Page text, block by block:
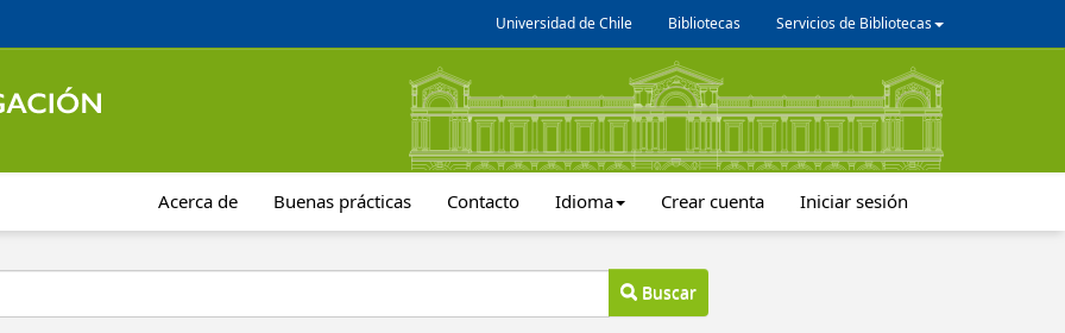
Universidad de Chile Bibliotecas Servicios de Bibliotecas
Acerca de Buenas prácticas Contacto Idioma Crear cuenta Iniciar sesión
Buscar